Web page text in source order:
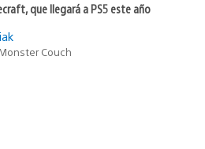
que llegará a PS5 este año
Couch